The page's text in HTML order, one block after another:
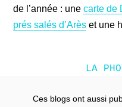
de l’année : unecarte de
prés salés d’Arès et une
LA
Ces blogs ont aussi